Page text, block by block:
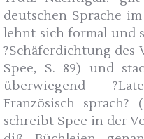
deutschen Sprache
lehnt sich formal und
?Schäferdichtung des
Spee, S. 89) und
überwiegend
Französisch sprach?
schreibt Spee in der